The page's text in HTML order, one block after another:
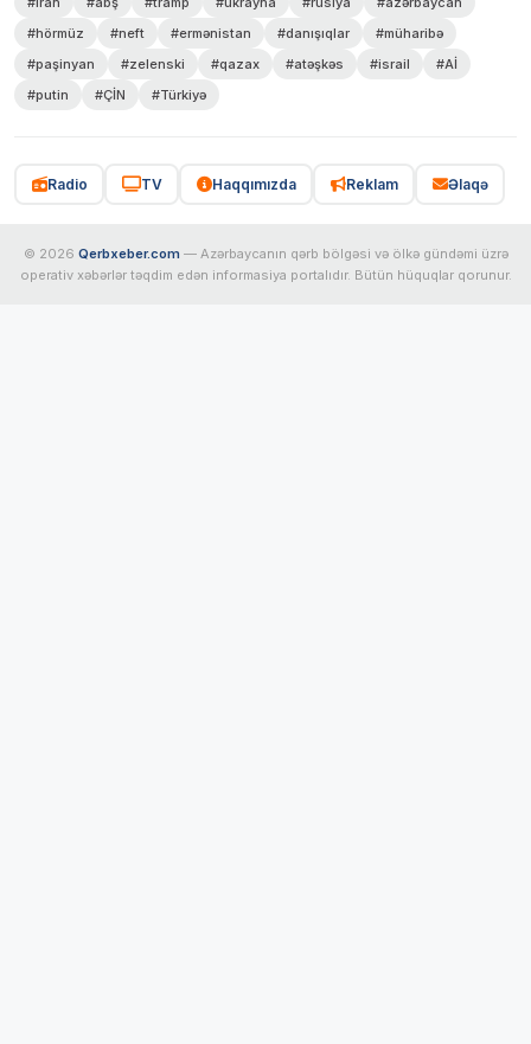
#hörmüz
#neft #ermənistan #danışıqlar
#müharibə
#paşinyan
#zelenski #qazax #atəşkəs #israil
#Aİ
#putin
#ÇİN #Türkiyə
Radio TV Haqqımızda Reklam Əlaqə
© 2026 Qerbxeber.com — Azərbaycanın qərb bölgəsi və ölkə gündəmi üzrə
operativ xəbərlər təqdim edən informasiya portalıdır. Bütün hüquqlar qorunur.